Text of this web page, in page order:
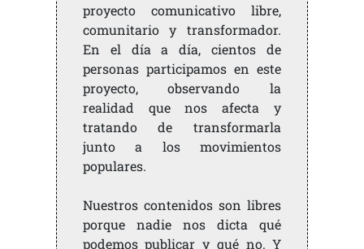
proyecto comunicativo libre,
comunitario y transformador.
En el día a día, cientos de
personas participamos en este
proyecto, observando la
realidad que nos afecta y
tratando de transformarla
junto a los movimientos
populares.
Nuestros contenidos son libres
porque nadie nos dicta qué
podemos publicar y qué no. Y